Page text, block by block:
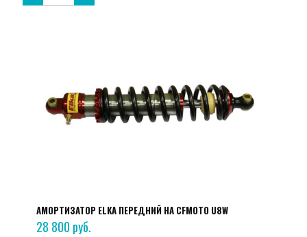
АМОРТИЗАТОР ELKA ПЕРЕДНИЙ НА CFMOTO U8W
28 800 руб.